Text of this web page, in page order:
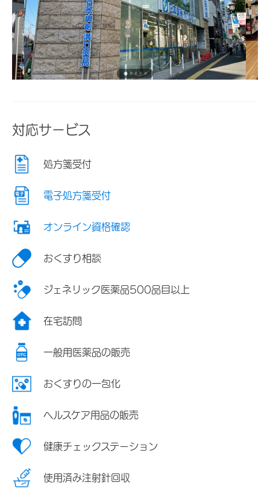
対応サービス
処方箋受付
電子処方箋受付
オンライン資格確認
おくすり相談
ジェネリック医薬品500品目以上
在宅訪問
一般用医薬品の販売
おくすりの一包化
ヘルスケア用品の販売
健康チェックステーション
使用済み注射針回収